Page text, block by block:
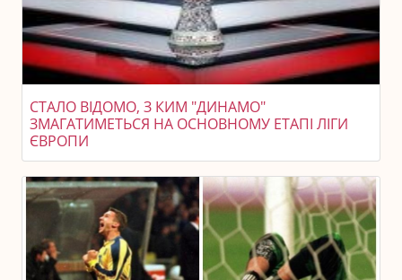
СТАЛО ВІДОМО, З КИМ "ДИНАМО"
ЗМАГАТИМЕТЬСЯ НА ОСНОВНОМУ ЕТАПІ ЛІГИ
ЄВРОПИ